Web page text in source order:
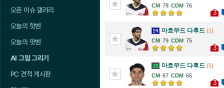
오픈 이슈 갤러리
오늘의 핫벤
오늘의 팟벤
AI 그림 그리기
PC 견적 게시판
79
76
3
마흐무드 다후드 [1]
79
75
3
마흐무드 다후드 [5]
67
65
3